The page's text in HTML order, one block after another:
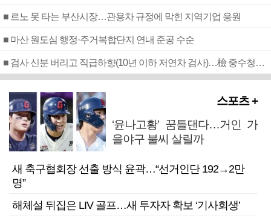
■ 르노 못 타는 부산시장…관용차 규정에 막힌 지역기업 응원
■ 마산 원도심 행정·주거복합단지 연내 준공 수순
■ 검사 신분 버리고 직급하향(10년 이하 저연차 검사)…檢 중수청행 기피
스포츠 +
‘윤나고황’ 꿈틀댄다…거인 가
을야구 불씨 살릴까
새 축구협회장 선출 방식 윤곽…“선거인단 192→2만
명”
해체설 뒤집은 LIV 골프…새 투자자 확보 ‘기사회생’